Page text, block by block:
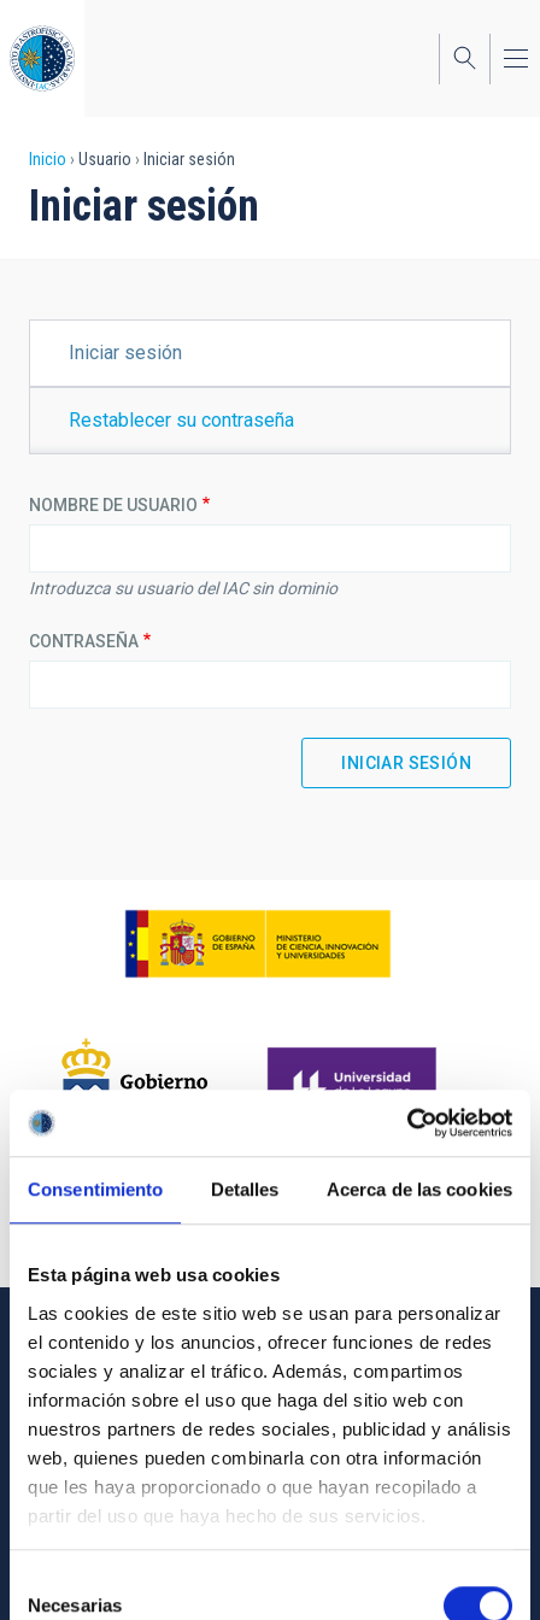
Consentimiento Detalles Acerca de las cookies
Esta página web usa cookies
Las cookies de este sitio web se usan para personalizar
el contenido y los anuncios, ofrecer funciones de redes
sociales y analizar el tráfico. Además, compartimos
información sobre el uso que haga del sitio web con
nuestros partners de redes sociales, publicidad y análisis
web, quienes pueden combinarla con otra información
que les haya proporcionado o que hayan recopilado a
partir del uso que haya hecho de sus servicios.
Necesarias
al
contenido
principal
Sobrescribir
enlaces
la
navegación
Inicio Usuario Iniciar sesión
Iniciar sesión
PRINCIPALES
Iniciar sesión
Restablecer su contraseña
NOMBRE DE USUARIO
Introduzca su usuario del IAC sin dominio
CONTRASEÑA
INFORMACIÓN GENERAL
Contacto
Cómo llegar al IAC
Directorio de personal
Biblioteca